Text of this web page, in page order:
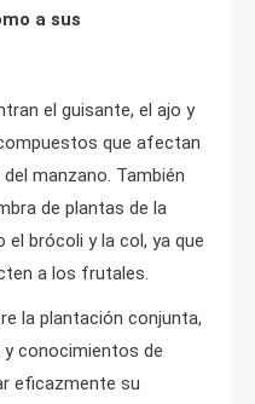
a sus
el guisante, el ajo y
que afectan
manzano. También
de plantas de la
brócoli y la col, ya que
a los frutales.
la plantación conjunta,
y conocimientos de
eficazmente su